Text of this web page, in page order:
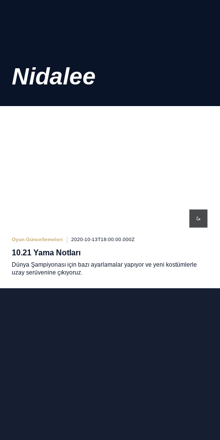
Nidalee
Oyun Güncellemeleri 2020-10-13T18:00:00.000Z
10.21 Yama Notları
Dünya Şampiyonası için bazı ayarlamalar yapıyor ve yeni kostümlerle
uzay serüvenine çıkıyoruz.